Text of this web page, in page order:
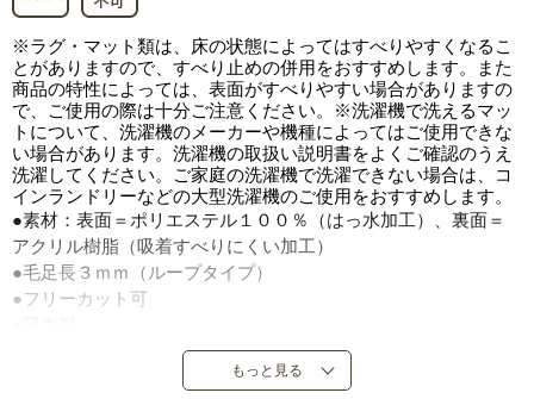
※ラグ・マット類は、床の状態によってはすべりやすくなるこ
とがありますので、すべり止めの併用をおすすめします。また
商品の特性によっては、表面がすべりやすい場合がありますの
で、ご使用の際は十分ご注意ください。※洗濯機で洗えるマッ
トについて、洗濯機のメーカーや機種によってはご使用できな
い場合があります。洗濯機の取扱い説明書をよくご確認のうえ
洗濯してください。ご家庭の洗濯機で洗濯できない場合は、コ
インランドリーなどの大型洗濯機のご使用をおすすめします。
●素材：表面＝ポリエステル１００％（はっ水加工）、裏面＝
アクリル樹脂（吸着すべりにくい加工）
●毛足長３ｍｍ（ループタイプ）
●フリーカット可
※はっ水加工は防水仕様ではありません。濡れたら、早めに拭
もっと見る